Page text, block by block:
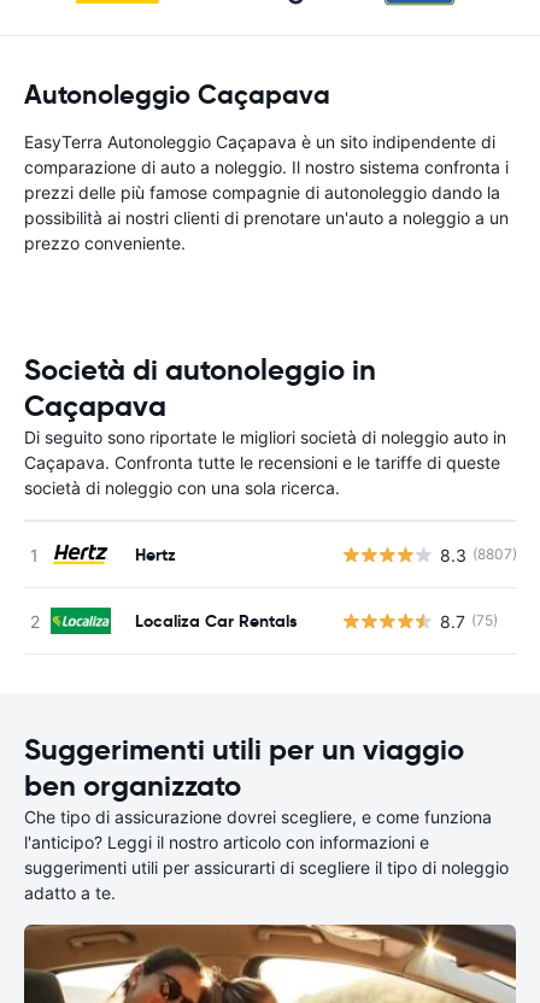
Autonoleggio Caçapava
EasyTerra Autonoleggio Caçapava è un sito indipendente di
comparazione di auto a noleggio. Il nostro sistema confronta i
prezzi delle più famose compagnie di autonoleggio dando la
possibilità ai nostri clienti di prenotare un'auto a noleggio a un
prezzo conveniente.
Società di autonoleggio in
Caçapava
Di seguito sono riportate le migliori società di noleggio auto in
Caçapava. Confronta tutte le recensioni e le tariffe di queste
società di noleggio con una sola ricerca.
Hertz 8.3 (8807)
Localiza Car Rentals 8.7 (75)
Suggerimenti utili per un viaggio
ben organizzato
Che tipo di assicurazione dovrei scegliere, e come funziona
l'anticipo? Leggi il nostro articolo con informazioni e
suggerimenti utili per assicurarti di scegliere il tipo di noleggio
adatto a te.